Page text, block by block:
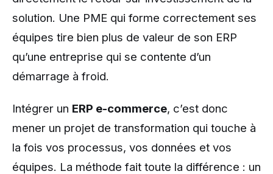
solution. Une PME qui forme correctement ses
équipes tire bien plus de valeur de son ERP
qu’une entreprise qui se contente d’un
démarrage à froid.
Intégrer un ERP e-commerce, c’est donc
mener un projet de transformation qui touche à
la fois vos processus, vos données et vos
équipes. La méthode fait toute la différence : un